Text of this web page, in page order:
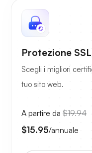
Protezione SSL
Scegli i migliori
tuo sito web.
A partire da $19.94
$15.95/annuale